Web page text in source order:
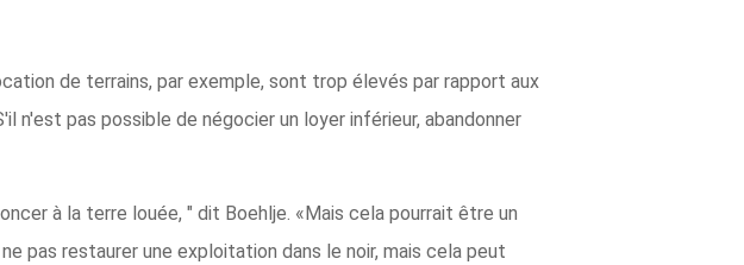
de terrains, par exemple, sont trop élevés par rapport aux
n'est pas possible de négocier un loyer inférieur, abandonner
à la terre louée, " dit Boehlje. «Mais cela pourrait être un
pas restaurer une exploitation dans le noir, mais cela peut